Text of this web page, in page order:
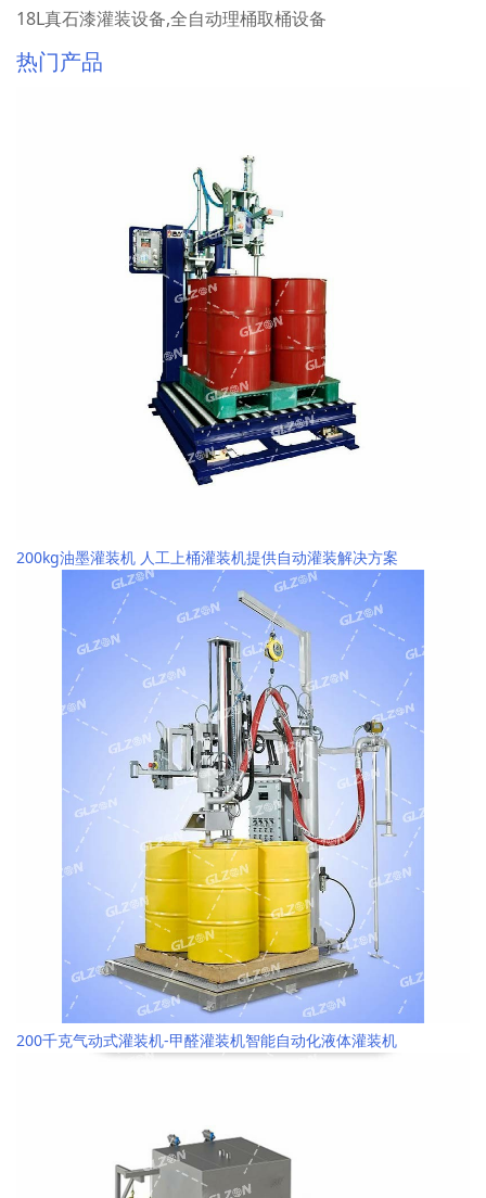
18L真石漆灌装设备,全自动理桶取桶设备
热门产品
200kg油墨灌装机 人工上桶灌装机提供自动灌装解决方案
200千克气动式灌装机-甲醛灌装机智能自动化液体灌装机